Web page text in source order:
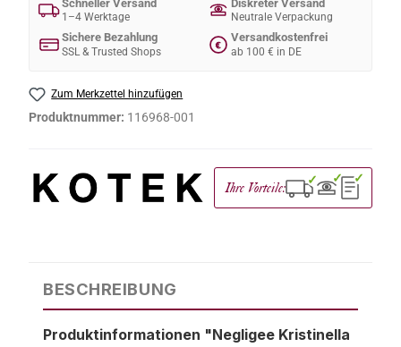
Schneller Versand
1–4 Werktage
Diskreter Versand
Neutrale Verpackung
Sichere Bezahlung
SSL & Trusted Shops
€
Versandkostenfrei
ab 100 € in DE
Zum Merkzettel hinzufügen
Produktnummer: 116968-001
Ihre Vorteile: ✓ ✓ ✓
BESCHREIBUNG
Produktinformationen "Negligee Kristinella